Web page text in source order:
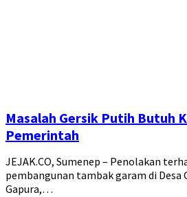
Masalah Gersik Putih Butuh
Pemerintah
JEJAK.CO, Sumenep – Penolakan
pembangunan tambak garam di Desa
Gapura,…